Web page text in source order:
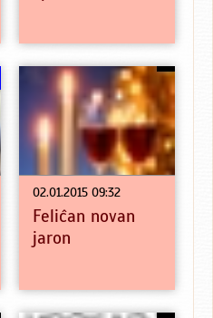
02.01.2015 09:32
Feliĉan novan
jaron